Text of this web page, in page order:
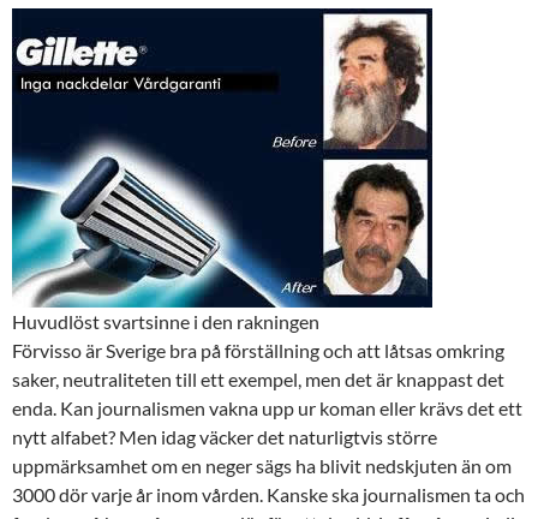
Huvudlöst svartsinne i den rakningen
Förvisso är Sverige bra på förställning och att låtsas omkring
saker, neutraliteten till ett exempel, men det är knappast det
enda. Kan journalismen vakna upp ur koman eller krävs det ett
nytt alfabet? Men idag väcker det naturligtvis större
uppmärksamhet om en neger sägs ha blivit nedskjuten än om
3000 dör varje år inom vården. Kanske ska journalismen ta och